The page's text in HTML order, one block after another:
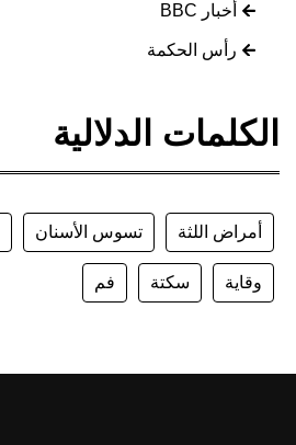
أخبار BBC
رأس الحكمة
الكلمات الدلالية
أمراض اللثة تسوس الأسنان
وقاية سكتة فم